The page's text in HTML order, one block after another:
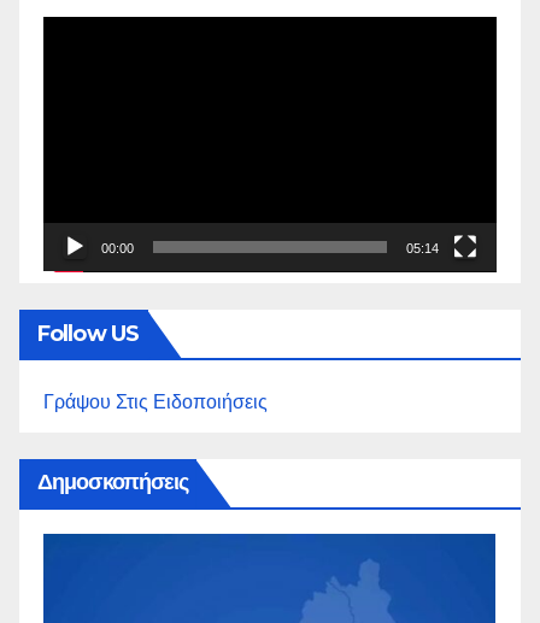
00:00 05:14
Follow US
Γράψου Στις Ειδοποιήσεις
Δημοσκοπήσεις